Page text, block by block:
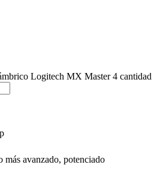
Logitech MX Master 4 cantidad
más avanzado, potenciado